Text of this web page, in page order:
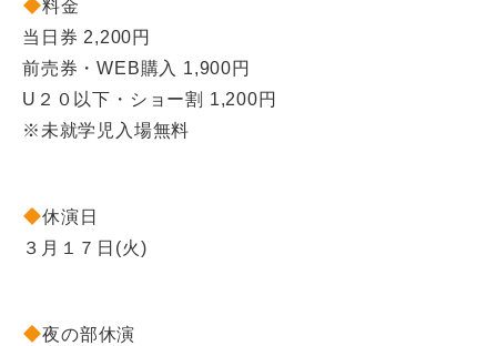
料金
当日券 2,200円
前売券・WEB購入 1,900円
U２０以下・ショー割 1,200円
※未就学児入場無料
休演日
３月１７日(火)
夜の部休演